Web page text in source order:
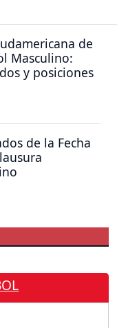
de
Masculino:
y posiciones
de la Fecha